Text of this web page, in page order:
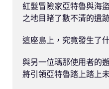
紅髮冒險家亞特魯與海
之地目睹了數不清的遺
這座島上，究竟發生了
與另一位瑪那使用者的
將引領亞特魯踏上踏